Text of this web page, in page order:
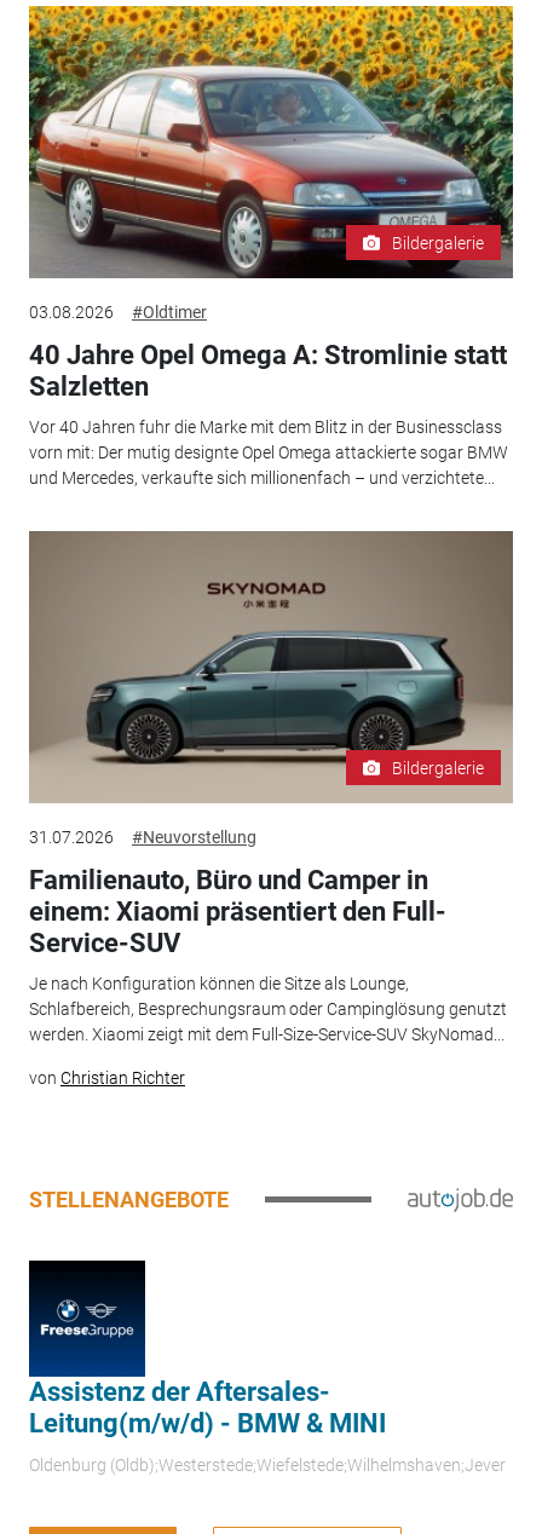
Bildergalerie
03.08.2026 #Oldtimer
40 Jahre Opel Omega A: Stromlinie statt
Salzletten
Vor 40 Jahren fuhr die Marke mit dem Blitz in der Businessclass
vorn mit: Der mutig designte Opel Omega attackierte sogar BMW
und Mercedes, verkaufte sich millionenfach – und verzichtete...
Bildergalerie
31.07.2026 #Neuvorstellung
Familienauto, Büro und Camper in
einem: Xiaomi präsentiert den Full-
Service-SUV
Je nach Konfiguration können die Sitze als Lounge,
Schlafbereich, Besprechungsraum oder Campinglösung genutzt
werden. Xiaomi zeigt mit dem Full-Size-Service-SUV SkyNomad...
von Christian Richter
STELLENANGEBOTE
Assistenz der Aftersales-
Leitung(m/w/d) - BMW & MINI
Oldenburg (Oldb);Westerstede;Wiefelstede;Wilhelmshaven;Jever